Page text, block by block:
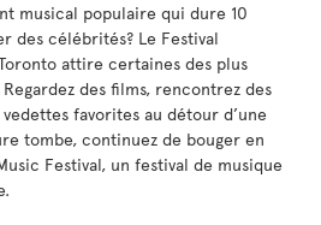
musical populaire qui dure 10
des célébrités? Le Festival
attire certaines des plus
des films, rencontrez des
favorites au détour d’une
tombe, continuez de bouger en
Festival, un festival de musique